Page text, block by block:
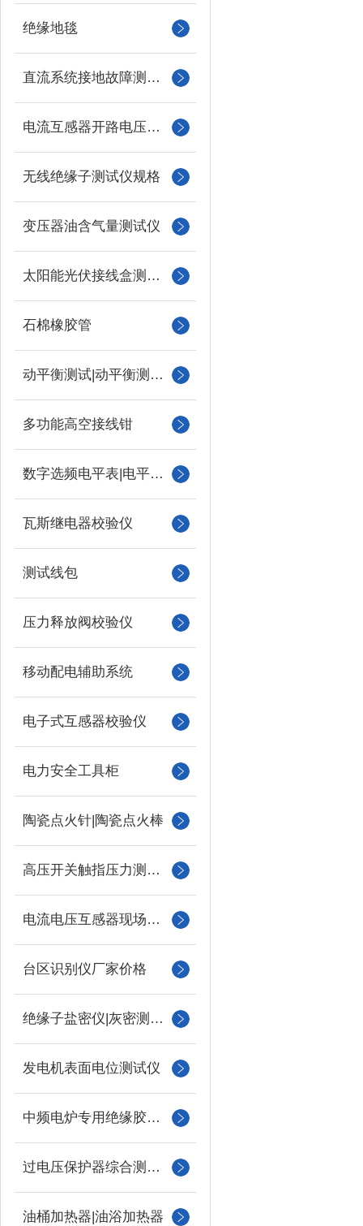
绝缘地毯
直流系统接地故障测试仪
电流互感器开路电压测试仪
无线绝缘子测试仪规格
变压器油含气量测试仪
太阳能光伏接线盒测试仪
石棉橡胶管
动平衡测试|动平衡测量仪
多功能高空接线钳
数字选频电平表|电平振荡器
瓦斯继电器校验仪
测试线包
压力释放阀校验仪
移动配电辅助系统
电子式互感器校验仪
电力安全工具柜
陶瓷点火针|陶瓷点火棒
高压开关触指压力测试仪
电流电压互感器现场校验仪
台区识别仪厂家价格
绝缘子盐密仪|灰密测试仪
发电机表面电位测试仪
中频电炉专用绝缘胶木柱
过电压保护器综合测试仪
油桶加热器|油浴加热器